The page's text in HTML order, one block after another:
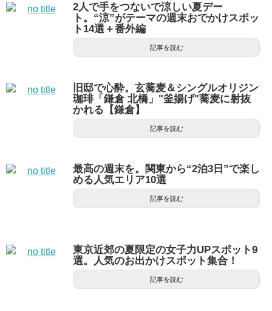
2人で手をつないで涼しい夏デー
ト。“涼”がテーマの週末おでかけスポッ
ト14選＋番外編
記事を読む
旧邸で心酔。玄蕎麦＆シングルオリジン
珈琲「鎌倉 北橋」"釜揚げ"蕎麦に射抜
かれる【鎌倉】
記事を読む
最高の週末を。関東から“2泊3日”で楽し
める人気エリア10選
記事を読む
東京近郊の夏限定の女子力UPスポット9
選。人気のお出かけスポット集合！
記事を読む